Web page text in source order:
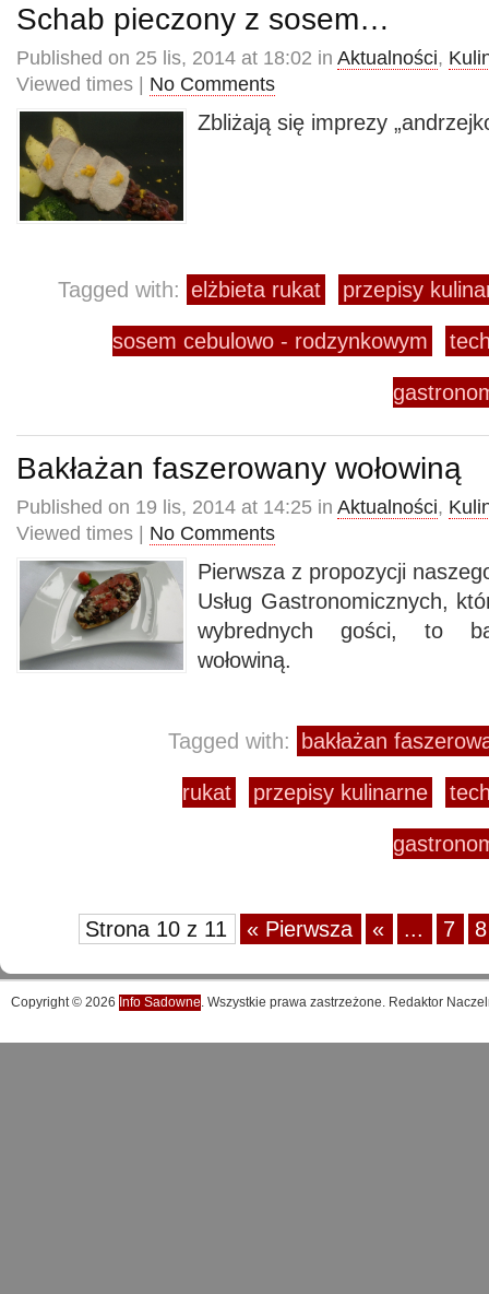
Schab pieczony z sosem…
Published on 25 lis, 2014 at 18:02 in Aktualności,
Viewed times | No Comments
Zbliżają się imprezy
Tagged with: elżbieta rukat przepisy
sosem cebulowo - rodzynkowym
Bakłażan faszerowany wołowiną
Published on 19 lis, 2014 at 14:25 in Aktualności,
Viewed times | No Comments
Pierwsza z propozycji
Usług Gastronomicznych,
wybrednych gości, to
wołowiną.
Tagged with: bakłażan
rukat przepisy kulinarne
Strona 10 z 11 « Pierwsza « ... 7 8
Copyright © 2026 Info Sadowne. Wszystkie prawa zastrzeżone. Redaktor